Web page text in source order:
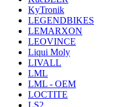
KyTronik
LEGENDBIKES
LEMARXON
LEOVINCE
Liqui Moly
LIVALL
LML
LML - OEM
LOCTITE
LS2